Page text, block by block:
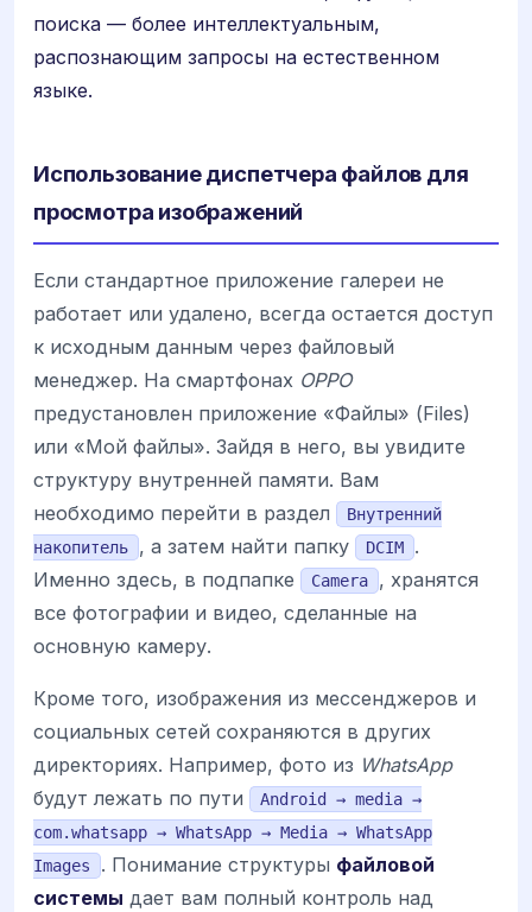
поиска — более интеллектуальным,
распознающим запросы на естественном
языке.
Использование диспетчера файлов для
просмотра изображений
Если стандартное приложение галереи не
работает или удалено, всегда остается доступ
к исходным данным через файловый
менеджер. На смартфонах OPPO
предустановлен приложение «Файлы» (Files)
или «Мой файлы». Зайдя в него, вы увидите
структуру внутренней памяти. Вам
необходимо перейти в раздел
Внутренний
накопитель
, а затем найти папку DCIM
.
Именно здесь, в подпапке
Camera
, хранятся
все фотографии и видео, сделанные на
основную камеру.
Кроме того, изображения из мессенджеров и
социальных сетей сохраняются в других
директориях. Например, фото из WhatsApp
будут лежать по пути
Android → media →
com.whatsapp → WhatsApp → Media → WhatsApp
Images
. Понимание структуры файловой
системы дает вам полный контроль над